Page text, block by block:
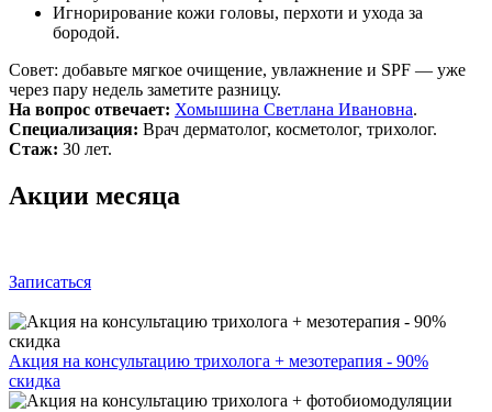
Игнорирование кожи головы, перхоти и ухода за
бородой.
Совет: добавьте мягкое очищение, увлажнение и SPF — уже
через пару недель заметите разницу.
На вопрос отвечает: Хомышина Светлана Ивановна.
Специализация: Врач дерматолог, косметолог, трихолог.
Стаж: 30 лет.
Акции месяца
Записаться
Акция на консультацию трихолога + мезотерапия - 90%
скидка